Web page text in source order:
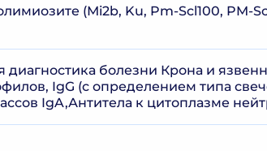
(Мi2b, Ku, Pm-Scl100, PM-
болезни Крона и
IgG (с определением типа
IgA,Антитела к цитоплазме